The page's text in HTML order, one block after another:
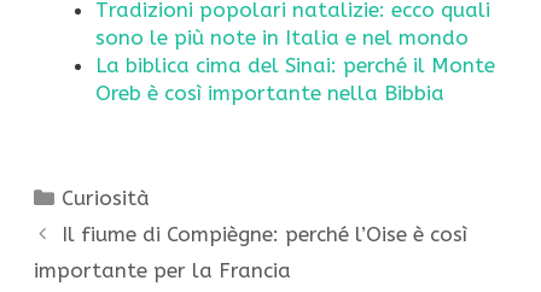
Tradizioni popolari natalizie: ecco quali
sono le più note in Italia e nel mondo
La biblica cima del Sinai: perché il Monte
Oreb è così importante nella Bibbia
Categorie
Curiosità
Il fiume di Compiègne: perché l’Oise è così
importante per la Francia